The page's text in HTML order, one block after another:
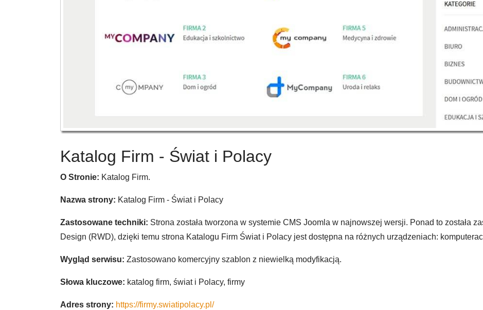
Katalog Firm - Świat i Polacy
O Stronie: Katalog Firm.
Nazwa strony: Katalog Firm - Świat i Polacy
Zastosowane techniki: Strona została tworzona w systemie CMS Joomla w najnowszej wersji. Ponad to została
Design (RWD), dzięki temu strona Katalogu Firm Świat i Polacy jest dostępna na różnych urządzeniach:
Wygląd serwisu: Zastosowano komercyjny szablon z niewielką modyfikacją.
Słowa kluczowe: katalog firm, świat i Polacy, firmy
Adres strony: https://firmy.swiatipolacy.pl/